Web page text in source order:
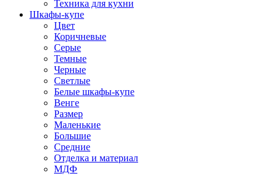
Техника для кухни
Шкафы-купе
Цвет
Коричневые
Серые
Темные
Черные
Светлые
Белые шкафы-купе
Венге
Размер
Маленькие
Большие
Средние
Отделка и материал
МДФ